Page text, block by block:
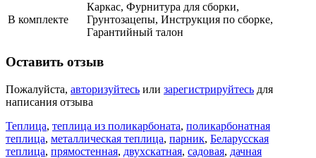
В комплекте
Каркас, Фурнитура для сборки,
Грунтозацепы, Инструкция по сборке,
Гарантийный талон
Оставить отзыв
Пожалуйста, авторизуйтесь или зарегистрируйтесь для
написания отзыва
Теплица, теплица из поликарбоната, поликарбонатная
теплица, металлическая теплица, парник, Беларусская
теплица, прямостенная, двухскатная, садовая, дачная